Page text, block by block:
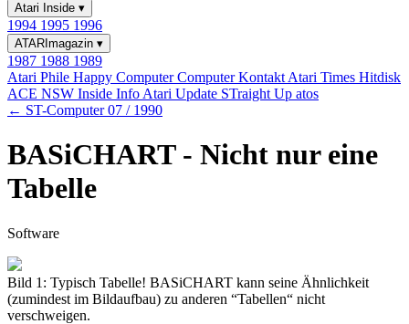
Atari Inside ▾
1994 1995 1996
ATARImagazin ▾
1987 1988 1989
Atari Phile Happy ComputerComputer Kontakt Atari Times Hitdisk
ACE NSW Inside Info Atari Update STraight Up atos
← ST-Computer 07 / 1990
BASiCHART - Nicht nur eine
Tabelle
Software
Bild 1: Typisch Tabelle! BASiCHART kann seine Ähnlichkeit
(zumindest im Bildaufbau) zu anderen “Tabellen“ nicht
verschweigen.